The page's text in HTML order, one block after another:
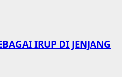
IRUP DI JENJANG